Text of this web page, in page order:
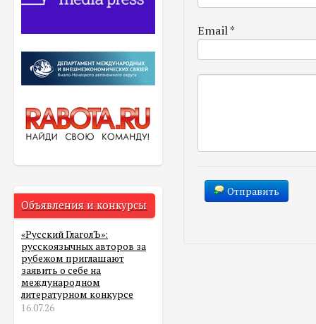
Объявления и конкурсы
«Русский ГлаголЪ»:
русскоязычных авторов за
рубежом приглашают
заявить о себе на
международном
литературном конкурсе
16.07.26
Email*
Отправить